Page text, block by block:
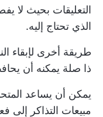
التعليقات بحيث لا
الذي تحتاج إليه.
طريقة أخرى لإبقاء
ذا صلة يمكنه أن
يمكن أن يساعد
مبيعات التذاكر إلى